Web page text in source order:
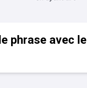
phrase avec le